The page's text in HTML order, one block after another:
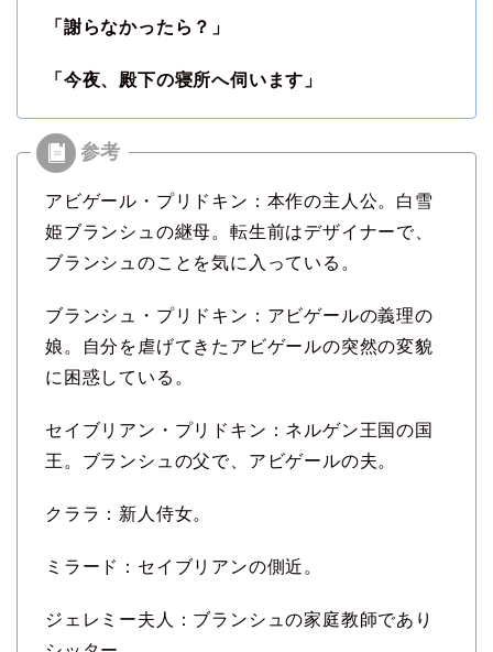
「謝らなかったら？」
「今夜、殿下の寝所へ伺います」
アビゲール・プリドキン：本作の主人公。白雪
姫ブランシュの継母。転生前はデザイナーで、
ブランシュのことを気に入っている。
ブランシュ・プリドキン：アビゲールの義理の
娘。自分を虐げてきたアビゲールの突然の変貌
に困惑している。
セイブリアン・プリドキン：ネルゲン王国の国
王。ブランシュの父で、アビゲールの夫。
クララ：新人侍女。
ミラード：セイブリアンの側近。
ジェレミー夫人：ブランシュの家庭教師であり